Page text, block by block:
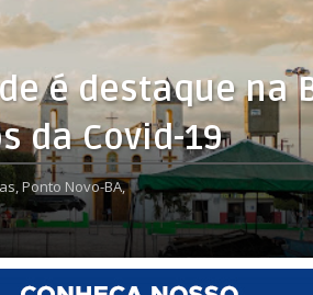
é destaque na
da Covid-19
Ponto Novo-BA,